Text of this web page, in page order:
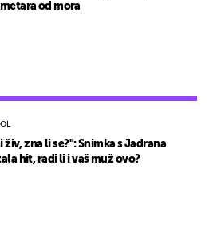
živ, zna li se?": Snimka s Jadrana
hit, radi li i vaš muž ovo?
od mora